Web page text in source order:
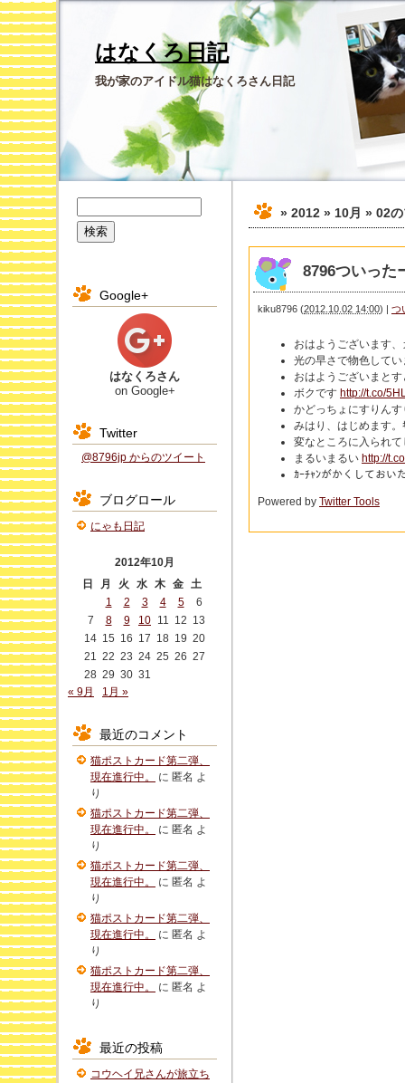
はなくろ日記
我が家のアイドル猫はなくろさん日記
» 2012 » 10月 » 02
8796ついった
kiku8796 (2012.10.02 14:00) | つ
おはようございます
光の早さで物色して
おはようございまと
ボクです http://t.co/
かどっちょにすりん
みはり、はじめます
変なところに入られ
まるいまるい http://
ｶｰﾁｬﾝがかくしておい
Powered by Twitter Tools
Google+
はなくろさん
on Google+
Twitter
@8796jp からのツイート
ブログロール
にゃも日記
2012年10月
日
月 火 水 木 金 土
1
2 3 4 5
6
7
8 9 10 11 12 13
14 15 16 17 18 19 20
21 22 23 24 25 26 27
28 29 30 31
« 9月
1月 »
最近のコメント
猫ポストカード第二弾、
現在進行中。
に 匿名 よ
り
猫ポストカード第二弾、
現在進行中。
に 匿名 よ
り
猫ポストカード第二弾、
現在進行中。
に 匿名 よ
り
猫ポストカード第二弾、
現在進行中。
に 匿名 よ
り
猫ポストカード第二弾、
現在進行中。
に 匿名 よ
り
最近の投稿
コウヘイ兄さんが旅立ち